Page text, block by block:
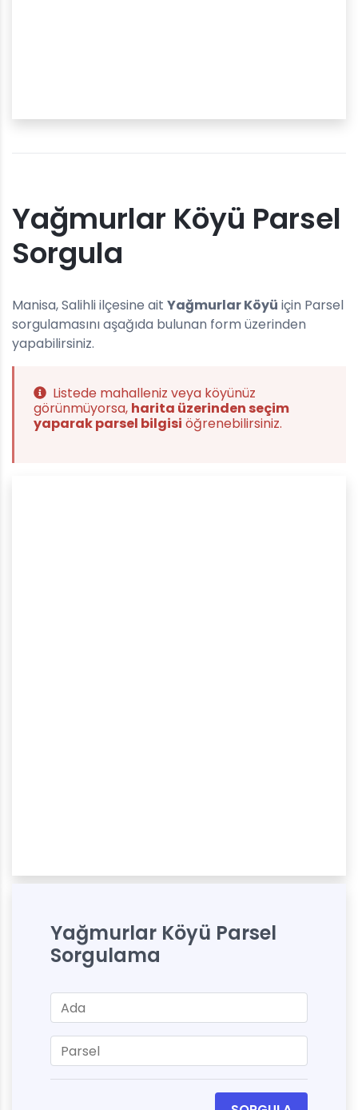
Yağmurlar Köyü Parsel
Sorgula
Manisa, Salihli ilçesine ait Yağmurlar Köyü için Parsel
sorgulamasını aşağıda bulunan form üzerinden
yapabilirsiniz.
Listede mahalleniz veya köyünüz
görünmüyorsa, harita üzerinden seçim
yaparak parsel bilgisi öğrenebilirsiniz.
Yağmurlar Köyü Parsel
Sorgulama